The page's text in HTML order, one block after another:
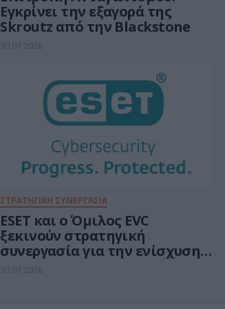
Εγκρίνει την εξαγορά της
Skroutz από την Blackstone
30.07.2026
ΣΤΡΑΤΗΓΙΚΗ ΣΥΝΕΡΓΑΣΙΑ
ESET και ο Όμιλος EVC
ξεκινούν στρατηγική
συνεργασία για την ενίσχυση
της ανθεκτικότητας της
30.07.2026